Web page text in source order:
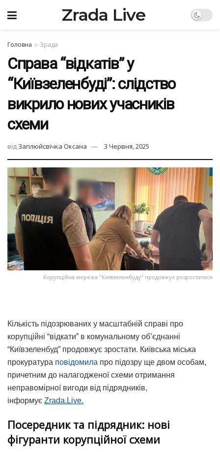
Zrada Live
Головна Зрада
Справа “відкатів” у
“Київзеленбуді”: слідство
викрило нових учасників
схеми
від Заплюйсвічка Оксана 3 Червня, 2025
Корупційна мережа "Київзеленбуду" продовжує розростатися
Кількість підозрюваних у масштабній справі про
корупційні “відкати” в комунальному об’єднанні
“Київзеленбуд” продовжує зростати. Київська міська
прокуратура повідомила про підозру ще двом особам,
причетним до налагодженої схеми отримання
неправомірної вигоди від підрядників,
інформує Zrada.Live.
Посередник та підрядник: нові
фігуранти корупційної схеми